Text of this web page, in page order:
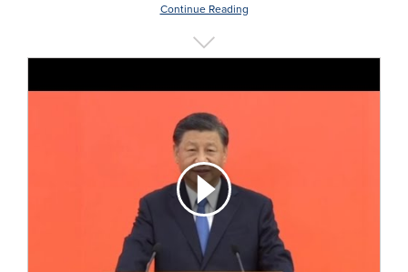
Continue Reading